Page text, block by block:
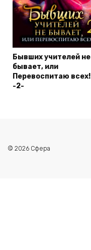
Бывших учителей не
бывает, или
Перевоспитаю всех!
-2-
© 2026 Сфера